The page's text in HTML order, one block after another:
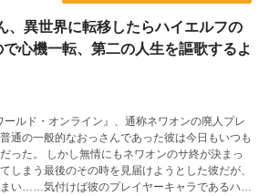
、異世界に転移したらハイエルフの
心機一転、第二の人生を謳歌するよ
ルド・オンライン』、通称ネワオンの廃人プレ
通の一般的なおっさんであった彼は今日もいつも
った。 しかし無情にもネワオンのサ終が決まっ
しまう最後のその時を見届けようとした彼だが、
い……気付けば彼のプレイヤーキャラであるハイ